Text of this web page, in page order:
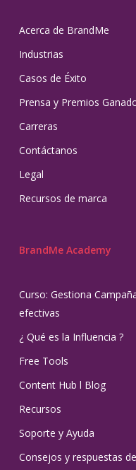
Acerca de BrandMe
Industrias
Casos de Éxito
Prensa y Premios
Carreras
Contáctanos
Legal
Recursos de marca
BrandMe Academy
Curso: Gestiona
efectivas
¿ Qué es la Influencia ?
Free Tools
Content Hub l Blog
Recursos
Soporte y Ayuda
Consejos y respuestas